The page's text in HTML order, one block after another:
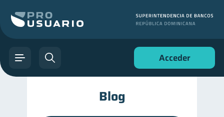
Acceder
Blog